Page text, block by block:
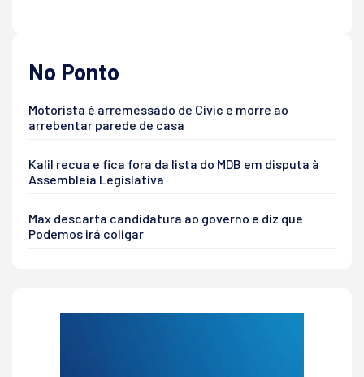
No Ponto
Motorista é arremessado de Civic e morre ao
arrebentar parede de casa
Kalil recua e fica fora da lista do MDB em disputa à
Assembleia Legislativa
Max descarta candidatura ao governo e diz que
Podemos irá coligar